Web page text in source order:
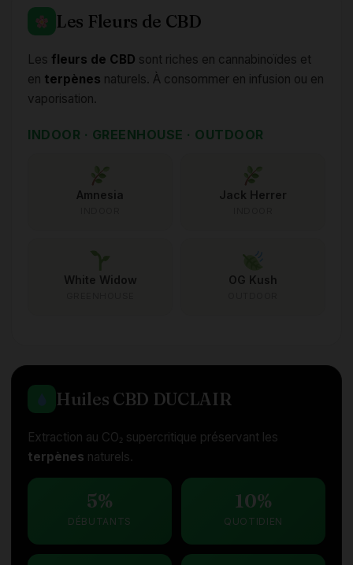
Les Fleurs de CBD
Les fleurs de CBD sont riches en cannabinoïdes et
en terpènes naturels. À consommer en infusion ou en
vaporisation.
INDOOR · GREENHOUSE · OUTDOOR
Amnesia Jack Herrer
White Widow OG Kush
Huiles CBD DUCLAIR
Extraction au CO₂ supercritique préservant les
terpènes naturels.
5%
DÉBUTANTS
10%
QUOTIDIEN